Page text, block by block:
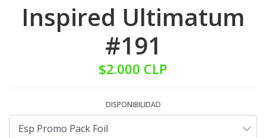
Inspired Ultimatum
#191
$2.000 CLP
DISPONIBILIDAD